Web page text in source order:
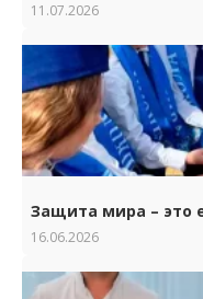
11.07.2026
Защита мира – это
16.06.2026